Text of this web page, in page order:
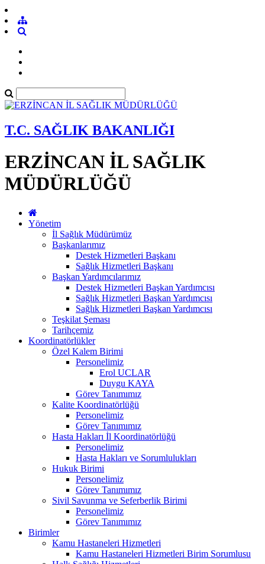
T.C. SAĞLIK BAKANLIĞI
ERZİNCAN İL SAĞLIK
MÜDÜRLÜĞÜ
Yönetim
İl Sağlık Müdürümüz
Başkanlarımız
Destek Hizmetleri Başkanı
Sağlık Hizmetleri Başkanı
Başkan Yardımcılarımız
Destek Hizmetleri Başkan Yardımcısı
Sağlık Hizmetleri Başkan Yardımcısı
Sağlık Hizmetleri Başkan Yardımcısı
Teşkilat Şeması
Tarihçemiz
Koordinatörlükler
Özel Kalem Birimi
Personelimiz
Erol UCLAR
Duygu KAYA
Görev Tanımımız
Kalite Koordinatörlüğü
Personelimiz
Görev Tanımımız
Hasta Hakları İl Koordinatörlüğü
Personelimiz
Hasta Hakları ve Sorumlulukları
Hukuk Birimi
Personelimiz
Görev Tanımımız
Sivil Savunma ve Seferberlik Birimi
Personelimiz
Görev Tanımımız
Birimler
Kamu Hastaneleri Hizmetleri
Kamu Hastaneleri Hizmetleri Birim Sorumlusu